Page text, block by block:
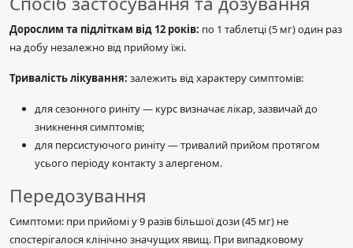
Дорослим та підліткам від 12 років: по 1 таблетці (5 мг) один раз
на добу незалежно від прийому їжі.
Тривалість лікування: залежить від характеру симптомів:
для сезонного риніту — курс визначає лікар, зазвичай до
зникнення симптомів;
для персистуючого риніту — тривалий прийом протягом
усього періоду контакту з алергеном.
Передозування
Симптоми: при прийомі у 9 разів більшої дози (45 мг) не
спостерігалося клінічно значущих явищ. При випадковому